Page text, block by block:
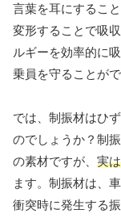
言葉を耳にするこ
変形することで吸
ルギーを効率的に
乗員を守ることがで
では、制振材はひ
のでしょうか？制
の素材ですが、 実
ます。制振材は、
衝突時に発生する